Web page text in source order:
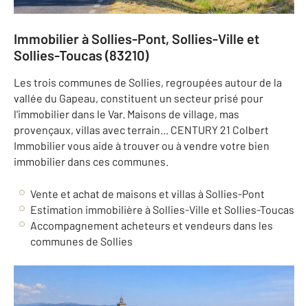
Immobilier à Sollies-Pont, Sollies-Ville et
Sollies-Toucas (83210)
Les trois communes de Sollies, regroupées autour de la
vallée du Gapeau, constituent un secteur prisé pour
l'immobilier dans le Var. Maisons de village, mas
provençaux, villas avec terrain... CENTURY 21 Colbert
Immobilier vous aide à trouver ou à vendre votre bien
immobilier dans ces communes.
Vente et achat de maisons et villas à Sollies-Pont
Estimation immobilière à Sollies-Ville et Sollies-Toucas
Accompagnement acheteurs et vendeurs dans les
communes de Sollies